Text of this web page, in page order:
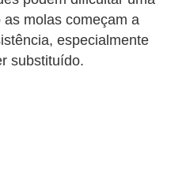
molas começam a
especialmente
substituído.